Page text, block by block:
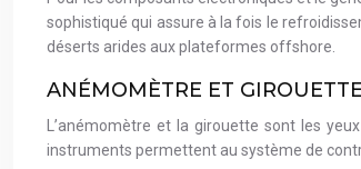
sophistiqué qui assure à la fois le
déserts arides aux plateformes offshore.
ANÉMOMÈTRE ET
L’anémomètre et la girouette sont les
instruments permettent au système de